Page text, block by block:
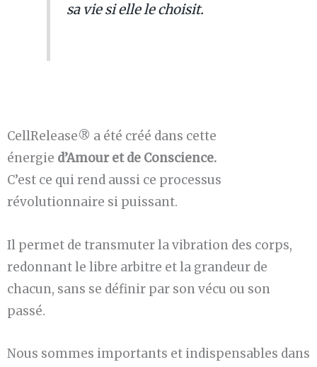
sa vie si elle le choisit.
CellRelease® a été créé dans cette
énergie d’Amour et de Conscience.
C’est ce qui rend aussi ce processus
révolutionnaire si puissant.
Il permet de transmuter la vibration des corps,
redonnant le libre arbitre et la grandeur de
chacun, sans se définir par son vécu ou son
passé.
Nous sommes importants et indispensables dans